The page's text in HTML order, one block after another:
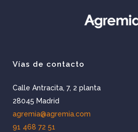
Vías de contacto
Calle Antracita, 7, 2 planta
28045 Madrid
agremia@agremia.com
91 468 72 51